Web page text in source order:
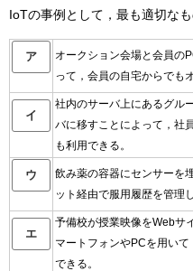
IoTの事例として，最も適切なも
ア
オークション会場と会員の
って，会員の自宅からでも
イ
社内のサーバ上にあるグル
バに移すことによって，社
も利用できる。
ウ
飲み薬の容器にセンサーを
ット経由で服用履歴を管理
エ
予備校が授業映像をWebサ
マートフォンやPCを用い
できる。